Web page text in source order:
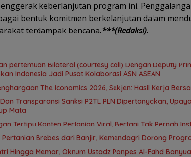
keberlanjutan program ini.
bentuk komitmen berkelanjutan dalam
terdampak bencana.***(Redaksi).
pertemuan Bilateral (courtesy call) Dengan Deputy
Indonesia Jadi Pusat Kolaborasi ASN ASEAN
The Iconomics 2026, Sekjen: Hasil Kerja
Transparansi Sanksi P2TL PLN Dipertanyakan,
Mata
Tertipu Konten Pertanian Viral, Bertani Tak Pernah
Brebes dari Banjir, Kemendagri Dorong
Hingga Memar, Oknum Ustadz Ponpes Al-Fahd